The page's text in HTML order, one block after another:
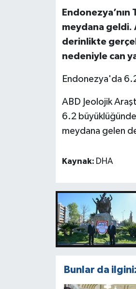
meydana geldi.
derinlikte
nedeniyle can
Endonezya'da
ABD Jeolojik
6.2
meydana gelen
Kaynak: DHA
Bunlar da